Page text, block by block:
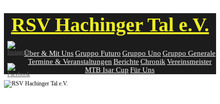
content
RSV Hachinger Tal e.V.
Über & Mit UnsGruppo Futuro Gruppo Uno Gruppo Generale
Termine & Veranstaltungen Berichte Chronik Vereinsmeister
MTB Isar Cup Für Uns